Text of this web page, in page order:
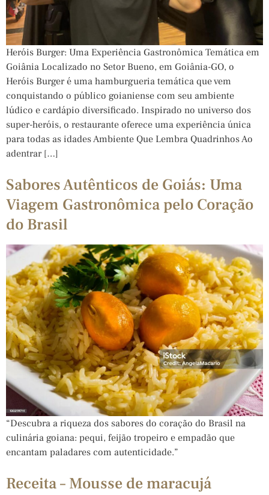
Heróis Burger: Uma Experiência Gastronômica Temática em
Goiânia Localizado no Setor Bueno, em Goiânia-GO, o
Heróis Burger é uma hamburgueria temática que vem
conquistando o público goianiense com seu ambiente
lúdico e cardápio diversificado. Inspirado no universo dos
super-heróis, o restaurante oferece uma experiência única
para todas as idades Ambiente Que Lembra Quadrinhos Ao
adentrar […]
Sabores Autênticos de Goiás: Uma
Viagem Gastronômica pelo Coração
do Brasil
“Descubra a riqueza dos sabores do coração do Brasil na
culinária goiana: pequi, feijão tropeiro e empadão que
encantam paladares com autenticidade.”
Receita – Mousse de maracujá